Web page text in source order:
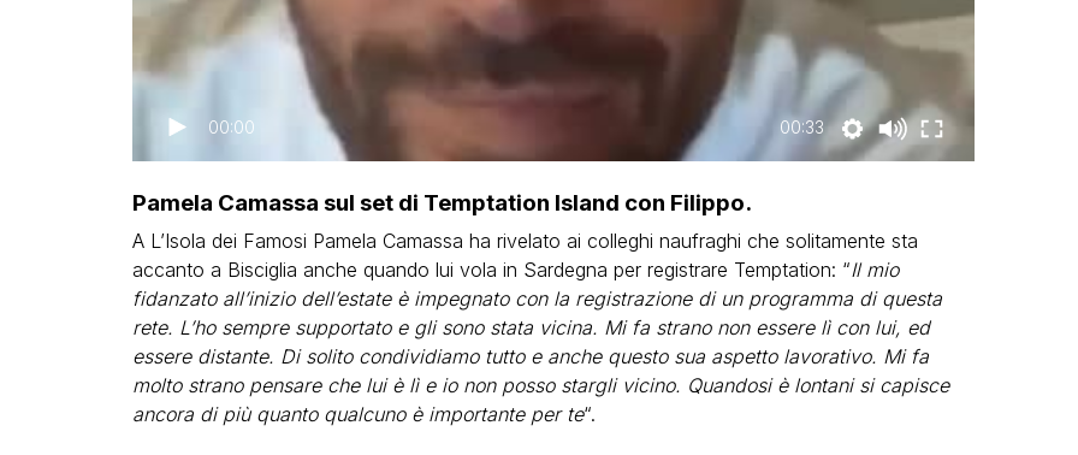
00:00 00:33
Pamela Camassa sul set di Temptation Island con Filippo.
A L’Isola dei Famosi Pamela Camassa ha rivelato ai colleghi naufraghi che solitamente sta
accanto a Bisciglia anche quando lui vola in Sardegna per registrare Temptation: “Il mio
fidanzato all’inizio dell’estate è impegnato con la registrazione di un programma di questa
rete. L’ho sempre supportato e gli sono stata vicina. Mi fa strano non essere lì con lui, ed
essere distante. Di solito condividiamo tutto e anche questo sua aspetto lavorativo. Mi fa
molto strano pensare che lui è lì e io non posso stargli vicino. Quandosi è lontani si capisce
ancora di più quanto qualcuno è importante per te“.